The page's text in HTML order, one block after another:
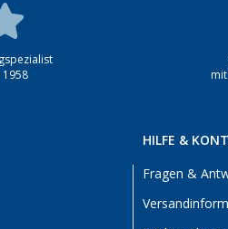
1958
mit
HILFE &
Fragen &